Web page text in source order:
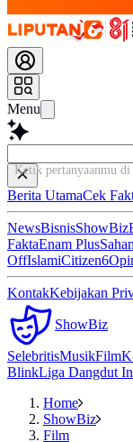
Menu
Ketik pertanyaanmu di
Berita UtamaCek
NewsBisnisShowBiz
FaktaEnam Plus
OffIslamiCitizen6
KontakKebijakan
ShowBiz
SelebritisMusikFilm
BlinkLiga Dangdut
Home
ShowBiz
Film